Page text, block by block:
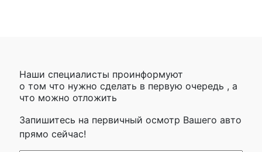
Наши специалисты проинформуют
о том что нужно сделать в первую очередь , а
что можно отложить
Запишитесь на первичный осмотр Вашего авто
прямо сейчас!